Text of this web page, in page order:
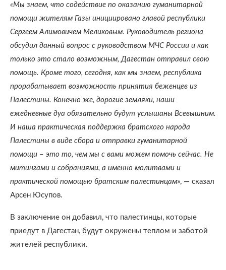
«Мы знаем, что содействие по оказанию гуманитарной
помощи жителям Газы инициировано главой республики
Сергеем Алимовичем Меликовым. Руководитель региона
обсудил данный вопрос с руководством МЧС России и как
только это стало возможным, Дагестан отправил свою
помощь. Кроме того, сегодня, как мы знаем, республика
прорабатывает возможность принятия беженцев из
Палестины. Конечно же, дорогие земляки, наши
ежедневные дуа обязательно будут услышаны Всевышним.
И наша практическая поддержка братского народа
Палестины в виде сбора и отправки гуманитарной
помощи – это то, чем мы с вами можем помочь сейчас. Не
митингами и собраниями, а именно молитвами и
практической помощью братским палестинцам», — сказал
Арсен Юсупов.
В заключение он добавил, что палестинцы, которые
приедут в Дагестан, будут окружены теплом и заботой
жителей республики.